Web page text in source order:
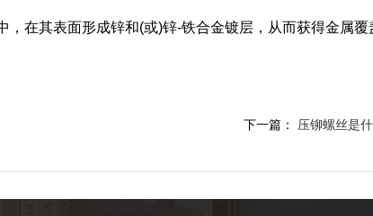
在其表面形成锌和(或)锌-铁合金镀层，从而获得金属覆
下一篇： 压铆螺丝是